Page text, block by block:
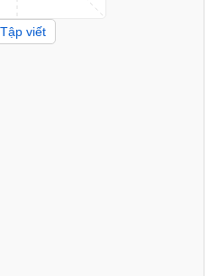
Tập viết